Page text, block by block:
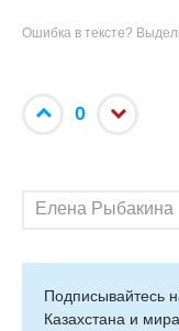
Ошибка в тексте?
0
Елена Рыбакина
Подписывайтесь
Казахстана и мира